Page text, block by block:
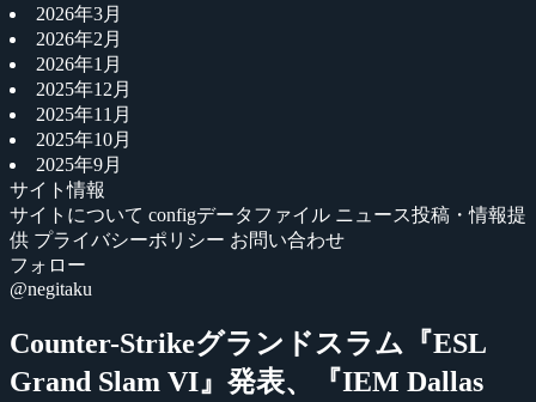
2026年3月
2026年2月
2026年1月
2025年12月
2025年11月
2025年10月
2025年9月
サイト情報
サイトについて configデータファイル ニュース投稿・情報提
供 プライバシーポリシー お問い合わせ
フォロー
@negitaku
Counter-Strikeグランドスラム『ESL
Grand Slam VI』発表、『IEM Dallas